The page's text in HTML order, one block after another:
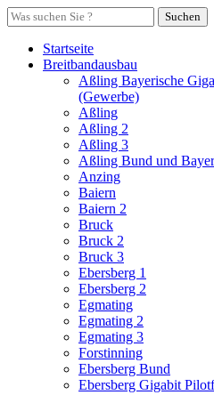
Suchen
Startseite
Breitbandausbau
Aßling Bayerische
(Gewerbe)
Aßling
Aßling 2
Aßling 3
Aßling Bund und
Anzing
Baiern
Baiern 2
Bruck
Bruck 2
Bruck 3
Ebersberg 1
Ebersberg 2
Egmating
Egmating 2
Egmating 3
Forstinning
Ebersberg Bund
Ebersberg Gigabit